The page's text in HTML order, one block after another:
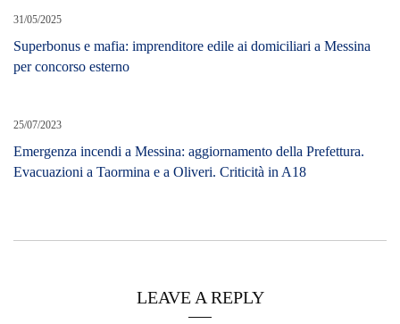
31/05/2025
Superbonus e mafia: imprenditore edile ai domiciliari a Messina
per concorso esterno
25/07/2023
Emergenza incendi a Messina: aggiornamento della Prefettura.
Evacuazioni a Taormina e a Oliveri. Criticità in A18
LEAVE A REPLY